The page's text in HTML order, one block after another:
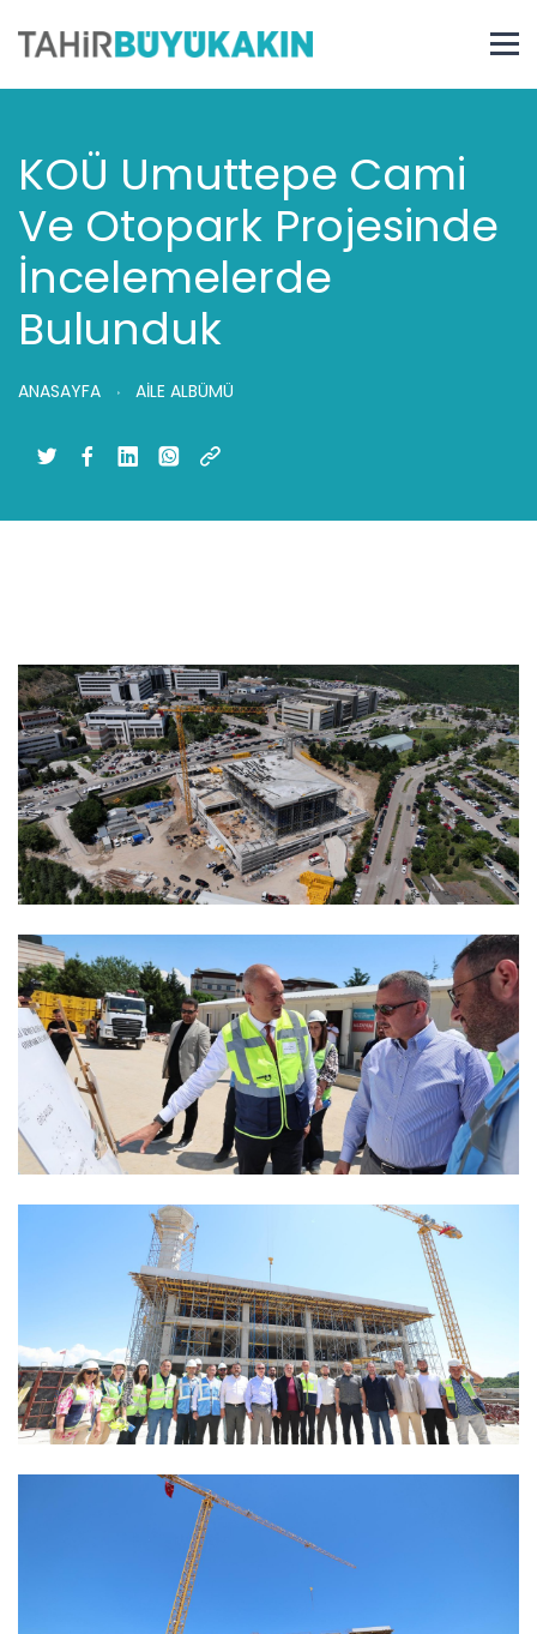
KOÜ Umuttepe Cami
Ve Otopark Projesinde
İncelemelerde
Bulunduk
ANASAYFA AİLE ALBÜMÜ